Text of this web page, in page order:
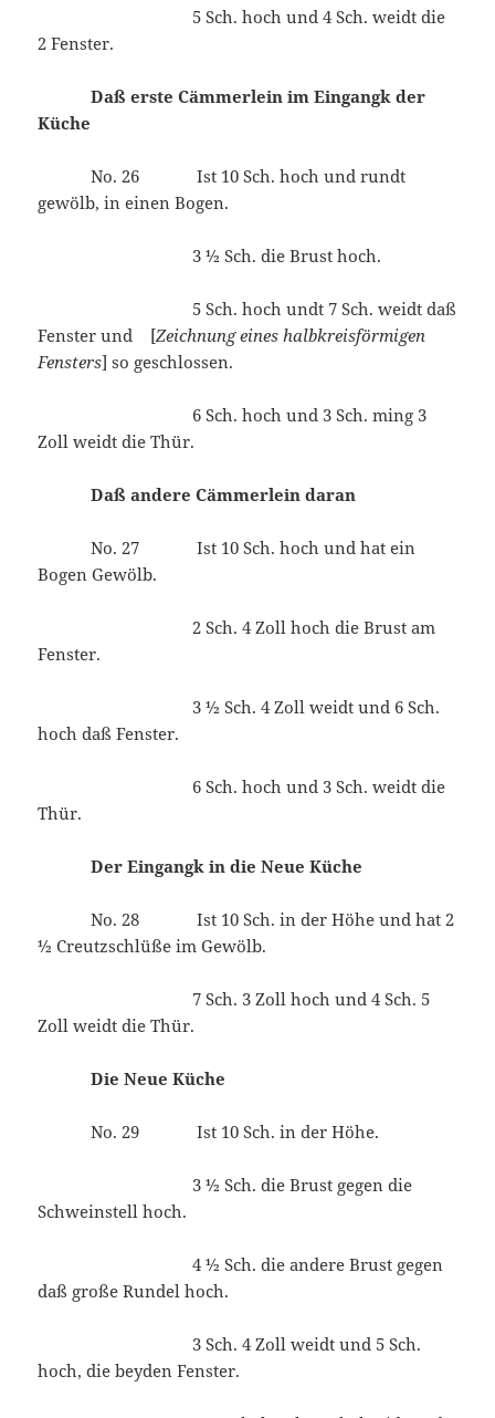
5 Sch. hoch und 4 Sch. weidt die
2 Fenster.
Daß erste Cämmerlein im Eingangk der
Küche
No. 26 Ist 10 Sch. hoch und rundt
gewölb, in einen Bogen.
3 ½ Sch. die Brust hoch.
5 Sch. hoch undt 7 Sch. weidt daß
Fenster und [Zeichnung eines halbkreisförmigen
Fensters] so geschlossen.
6 Sch. hoch und 3 Sch. ming 3
Zoll weidt die Thür.
Daß andere Cämmerlein daran
No. 27 Ist 10 Sch. hoch und hat ein
Bogen Gewölb.
2 Sch. 4 Zoll hoch die Brust am
Fenster.
3 ½ Sch. 4 Zoll weidt und 6 Sch.
hoch daß Fenster.
6 Sch. hoch und 3 Sch. weidt die
Thür.
Der Eingangk in die Neue Küche
No. 28 Ist 10 Sch. in der Höhe und hat 2
½ Creutzschlüße im Gewölb.
7 Sch. 3 Zoll hoch und 4 Sch. 5
Zoll weidt die Thür.
Die Neue Küche
No. 29 Ist 10 Sch. in der Höhe.
3 ½ Sch. die Brust gegen die
Schweinstell hoch.
4 ½ Sch. die andere Brust gegen
daß große Rundel hoch.
3 Sch. 4 Zoll weidt und 5 Sch.
hoch, die beyden Fenster.